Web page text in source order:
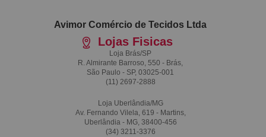
Avimor Comércio de Tecidos Ltda
Lojas Fisicas
Loja Brás/SP
R. Almirante Barroso, 550 - Brás,
São Paulo - SP, 03025-001
(11) 2697-2888
Loja Uberlândia/MG
Av. Fernando Vilela, 619 - Martins,
Uberlândia - MG, 38400-456
(34) 3211-3376